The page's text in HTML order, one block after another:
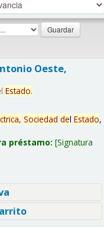
Oeste,
l Estado.
Sociedad del Estado,
préstamo: Signatura